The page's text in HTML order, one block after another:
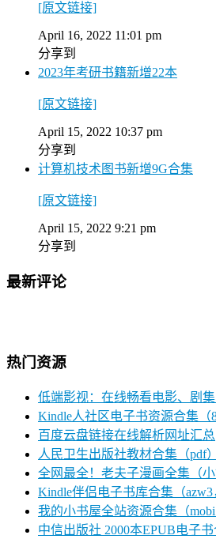
[原文链接]
April 16, 2022 11:01 pm
分享到
2023年考研书籍新增22本
[原文链接]
April 15, 2022 10:37 pm
分享到
计算机技术图书新增9G合集
[原文链接]
April 15, 2022 9:21 pm
分享到
最新评论
热门资源
低端影视：在线畅看电影、剧
Kindle人社区电子书资源合集（
百度云盘链接在线解析网址汇总
人民卫生出版社教材合集（pdf）
全网最全！老夫子漫画全集（
Kindle伴侣电子书库合集（azw3
我的小书屋全站资源合集（
中信出版社 2000本EPUB电子